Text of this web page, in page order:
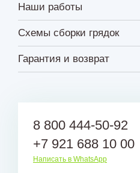
Наши работы
Схемы сборки грядок
Гарантия и возврат
8 800 444-50-92
+7 921 688 10 00
Написать в WhatsApp